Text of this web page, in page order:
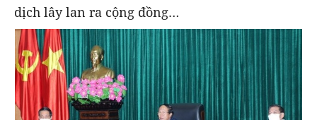
dịch lây lan ra cộng đồng…